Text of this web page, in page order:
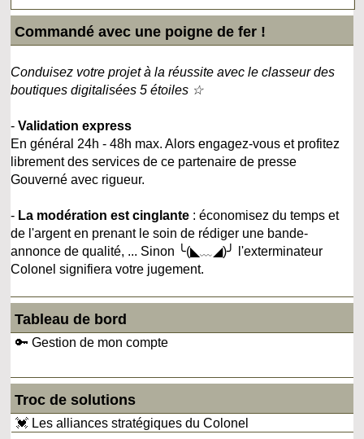
Commandé avec une poigne de fer !
Conduisez votre projet à la réussite avec le classeur des
boutiques digitalisées 5 étoiles ☆
-Validation express
En général 24h - 48h max. Alors engagez-vous et profitez
librement des services de ce partenaire de presse
Gouverné avec rigueur.
- La modération est cinglante : économisez du temps et
de l'argent en prenant le soin de rédiger une bande-
annonce de qualité, ... Sinon ╰(◣﹏◢)╯ l'exterminateur
Colonel signifiera votre jugement.
Tableau de bord
🔑 Gestion de mon compte
Troc de solutions
💓 Les alliances stratégiques du Colonel